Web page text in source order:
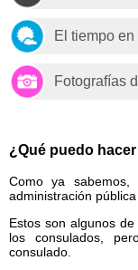
El tiempo
Fotografías
¿Qué puedo
Como ya
administración
Estos son algunos
los consulados,
consulado.